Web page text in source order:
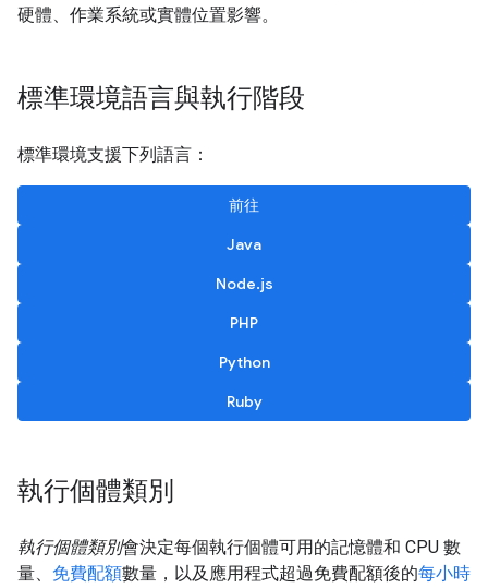
硬體、作業系統或實體位置影響。
標準環境語言與執行階段
標準環境支援下列語言：
前往
Java
Node.js
PHP
Python
Ruby
執行個體類別
執行個體類別會決定每個執行個體可用的記憶體和 CPU 數
量、 免費配額數量，以及應用程式超過免費配額後的每小時